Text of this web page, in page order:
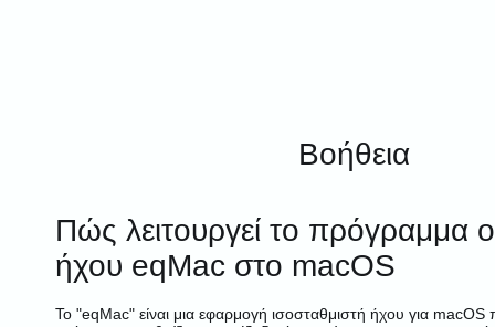
Βοήθεια
Πώς λειτουργεί το πρόγραμμα
ήχου eqMac στο macOS
Το "eqMac" είναι μια εφαρμογή ισοσταθμιστή ήχου για macOS